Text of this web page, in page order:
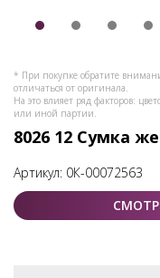
* При покупке обратите
отличаться от оригинала.
На это влияет ряд факторов:
или иной партии.
8026 12 Сумка
Артикул: 0К-00072563